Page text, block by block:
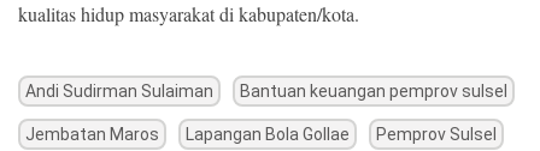
kualitas hidup masyarakat di kabupaten/kota.
Andi Sudirman Sulaiman Bantuan keuangan pemprov sulsel
Jembatan Maros Lapangan Bola Gollae Pemprov Sulsel